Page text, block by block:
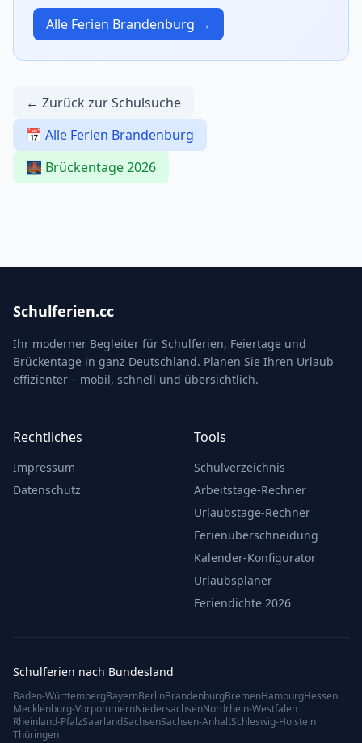
Alle Ferien Brandenburg →
← Zurück zur Schulsuche
📅 Alle Ferien Brandenburg
🌉 Brückentage 2026
Schulferien.cc
Ihr moderner Begleiter für Schulferien, Feiertage und
Brückentage in ganz Deutschland. Planen Sie Ihren Urlaub
effizienter – mobil, schnell und übersichtlich.
Rechtliches
Impressum
Datenschutz
Tools
Schulverzeichnis
Arbeitstage-Rechner
Urlaubstage-Rechner
Ferienüberschneidung
Kalender-Konfigurator
Urlaubsplaner
Feriendichte 2026
Schulferien nach Bundesland
Baden-WürttembergBayernBerlinBrandenburgBremenHamburgHessen
Mecklenburg-VorpommernNiedersachsenNordrhein-Westfalen
Rheinland-PfalzSaarlandSachsenSachsen-AnhaltSchleswig-Holstein
Thüringen